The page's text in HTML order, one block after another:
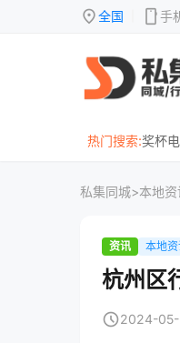
location_on全国 mobile手
热门搜索:奖杯
私集同城>本地资
资讯 本地
杭州区
schedule2024-05-